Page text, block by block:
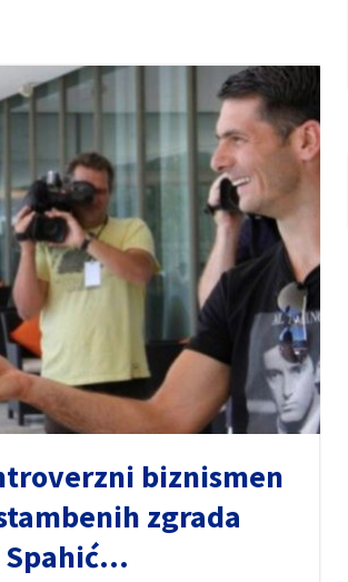
biznismen
zgrada
Spahić…